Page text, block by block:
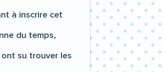
à inscrire cet
du temps,
su trouver les